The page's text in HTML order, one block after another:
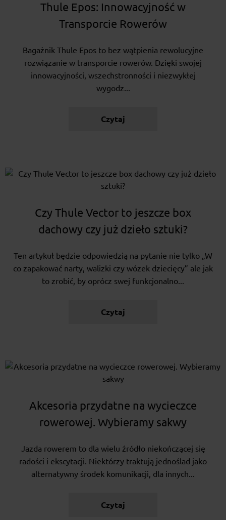
Thule Epos: Innowacyjność w
Transporcie Rowerów
Bagażnik Thule Epos to bez wątpienia rewolucyjne
rozwiązanie w transporcie rowerów. Dzięki swojej
innowacyjności, wszechstronności i niezwykłej
wygodz...
Czytaj
Czy Thule Vector to jeszcze box
dachowy czy już dzieło sztuki?
Ten artykuł będzie odpowiedzią na pytanie nie tylko „W
co zapakować narty, walizki czy wózek dziecięcy” ale jak
to zrobić, by oprócz swej funkcjonalno...
Czytaj
Akcesoria przydatne na wycieczce
rowerowej. Wybieramy sakwy
Jazda rowerem to dla wielu źródło niekończącej się
radości i ekscytacji. Niektórzy traktują jednoślad jako
alternatywny środek komunikacji, dla innych...
Czytaj